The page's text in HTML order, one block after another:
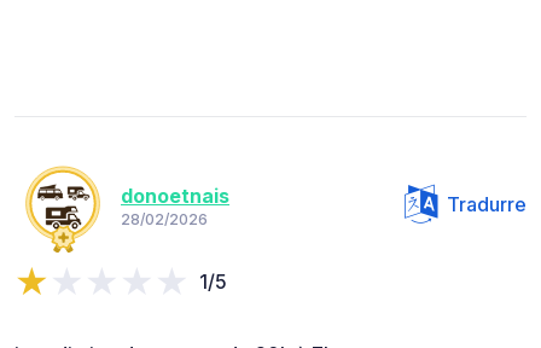
donoetnais
28/02/2026
Tradurre
1/5